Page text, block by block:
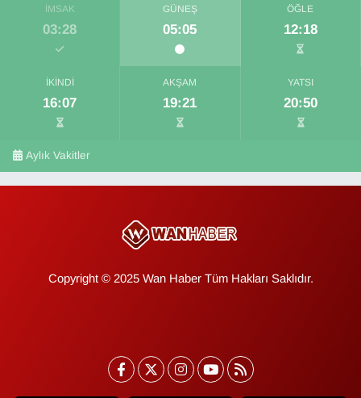
İMSAK
03:28
GÜNEŞ
05:05
ÖĞLE
12:18
İKINDI
16:07
AKŞAM
19:21
YATSI
20:50
Aylık Vakitler
Copyright © 2025 Wan Haber Tüm Hakları Saklıdır.